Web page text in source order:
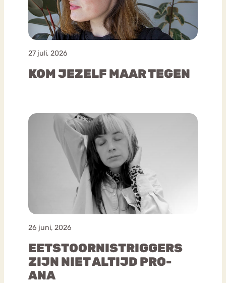
27 juli, 2026
KOM JEZELF MAAR TEGEN
26 juni, 2026
EETSTOORNISTRIGGERS
ZIJN NIET ALTIJD PRO-
ANA